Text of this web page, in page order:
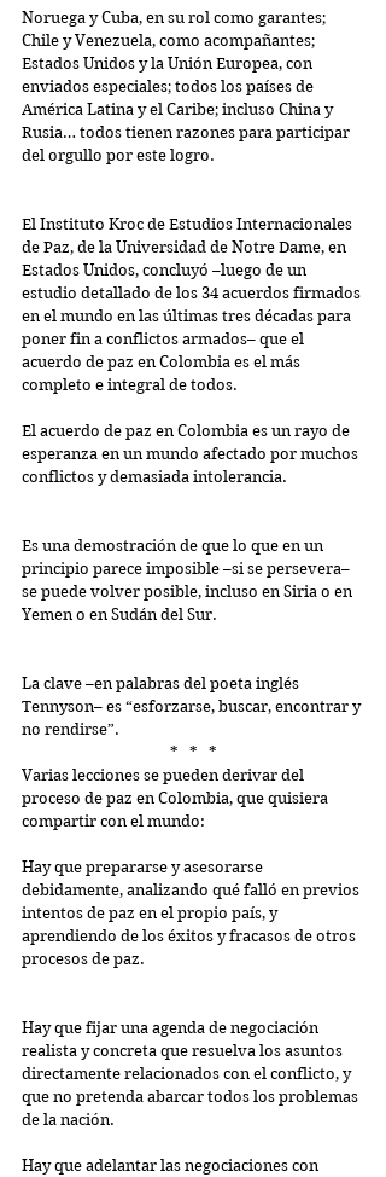
Noruega y Cuba, en su rol como garantes;
Chile y Venezuela, como acompañantes;
Estados Unidos y la Unión Europea, con
enviados especiales; todos los países de
América Latina y el Caribe; incluso China y
Rusia… todos tienen razones para participar
del orgullo por este logro.
El Instituto Kroc de Estudios Internacionales
de Paz, de la Universidad de Notre Dame, en
Estados Unidos, concluyó –luego de un
estudio detallado de los 34 acuerdos firmados
en el mundo en las últimas tres décadas para
poner fin a conflictos armados– que el
acuerdo de paz en Colombia es el más
completo e integral de todos.
El acuerdo de paz en Colombia es un rayo de
esperanza en un mundo afectado por muchos
conflictos y demasiada intolerancia.
Es una demostración de que lo que en un
principio parece imposible –si se persevera–
se puede volver posible, incluso en Siria o en
Yemen o en Sudán del Sur.
La clave –en palabras del poeta inglés
Tennyson– es “esforzarse, buscar, encontrar y
no rendirse”.
*   *   *
Varias lecciones se pueden derivar del
proceso de paz en Colombia, que quisiera
compartir con el mundo:
Hay que prepararse y asesorarse
debidamente, analizando qué falló en previos
intentos de paz en el propio país, y
aprendiendo de los éxitos y fracasos de otros
procesos de paz.
Hay que fijar una agenda de negociación
realista y concreta que resuelva los asuntos
directamente relacionados con el conflicto, y
que no pretenda abarcar todos los problemas
de la nación.
Hay que adelantar las negociaciones con